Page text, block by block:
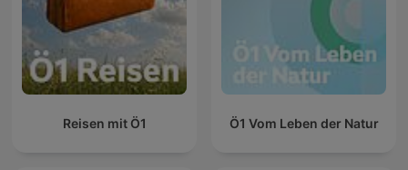
Reisen mit Ö1 Ö1 Vom Leben der Natur